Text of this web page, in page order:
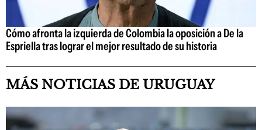
Cómo afronta la izquierda de Colombia la oposición a De la
Espriella tras lograr el mejor resultado de su historia
MÁS NOTICIAS DE URUGUAY